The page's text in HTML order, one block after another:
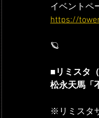
イベントペ
https://
🪐
■リミスタ
松永天馬「
※リミスタ